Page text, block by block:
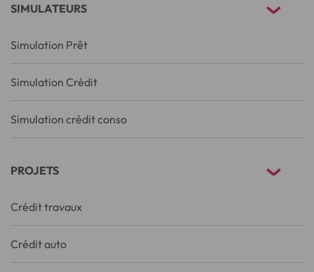
SIMULATEURS
Simulation Prêt
Simulation Crédit
Simulation crédit conso
PROJETS
Crédit travaux
Crédit auto